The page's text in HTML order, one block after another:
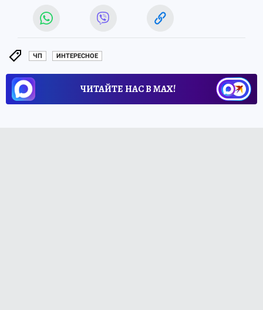
ЧП ИНТЕРЕСНОЕ
ЧИТАЙТЕ НАС В МАХ!